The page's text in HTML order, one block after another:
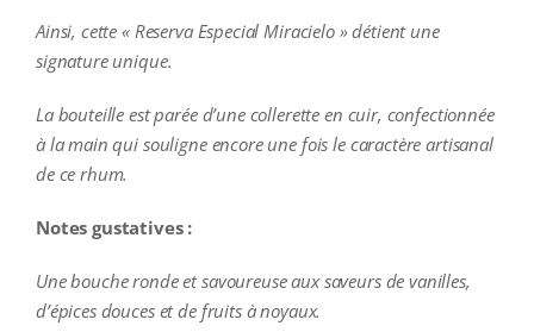
Ainsi, cette « Reserva Especial Miracielo » détient une
signature unique.
La bouteille est parée d’une collerette en cuir, confectionnée
à la main qui souligne encore une fois le caractère artisanal
de ce rhum.
Notes gustatives :
Une bouche ronde et savoureuse aux saveurs de vanilles,
d’épices douces et de fruits à noyaux.